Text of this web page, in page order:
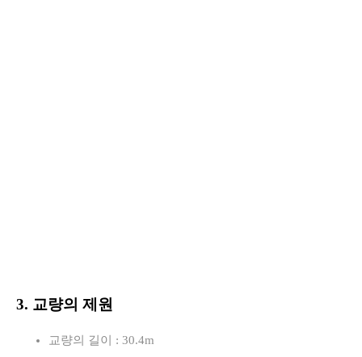
3. 교량의 제원
교량의 길이 : 30.4m